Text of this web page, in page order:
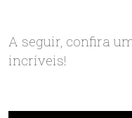
A seguir, confira
incríveis!